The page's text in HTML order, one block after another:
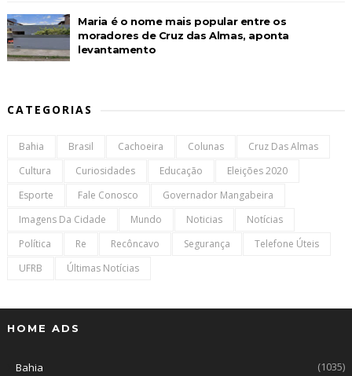
Maria é o nome mais popular entre os
moradores de Cruz das Almas, aponta
levantamento
CATEGORIAS
Bahia Brasil Cachoeira Colunas
Cruz Das Almas
Cultura
Curiosidades Educação
Eleições 2020
Esporte
Fale Conosco
Governador Mangabeira
Imagens Da Cidade
Mundo Noticias
Notícias
Política
Re Recôncavo Segurança
Telefone Úteis
UFRB
Últimas Notícias
HOME ADS
Bahia
(1035)